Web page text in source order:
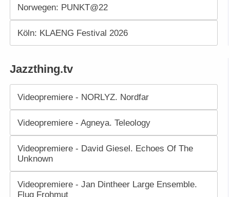
Norwegen: PUNKT@22
Köln: KLAENG Festival 2026
Jazzthing.tv
Videopremiere - NORLYZ. Nordfar
Videopremiere - Agneya. Teleology
Videopremiere - David Giesel. Echoes Of The
Unknown
Videopremiere - Jan Dintheer Large Ensemble.
Flug Frohmut